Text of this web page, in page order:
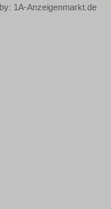
1A-Anzeigenmarkt.de